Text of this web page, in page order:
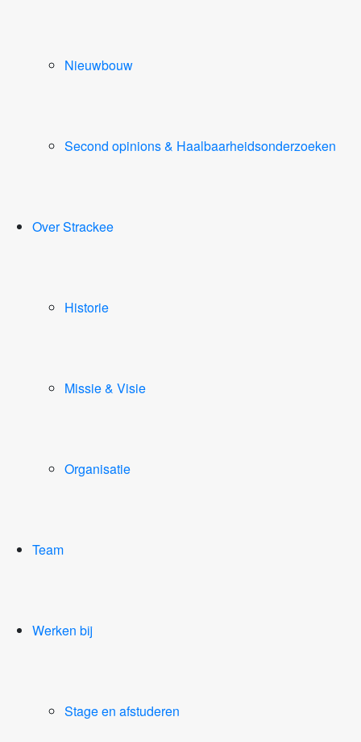
Nieuwbouw
Second opinions & Haalbaarheidsonderzoeken
Over Strackee
Historie
Missie & Visie
Organisatie
Team
Werken bij
Stage en afstuderen